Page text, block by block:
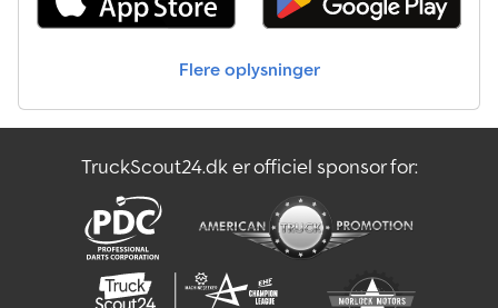
90 %; Dækprofil højre: 100 % Aksel 3: Dækprofil venstre: 85 %;
Dækprofil højre: 75 % Vægte Egenvægt: 5.640 kg Nyttelast: 32.360
C319416 = Virksomhedsoplysninger = For mere information om
lageroverblik kan findes på: . Glem ikke at tilmelde dig vores
Flere oplysninger
TruckScout24.dk er officiel sponsor for: